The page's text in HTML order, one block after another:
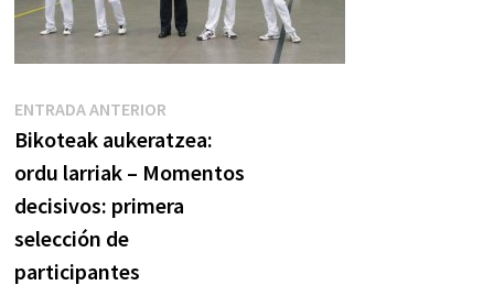
Navegación
de
entradas
ENTRADA ANTERIOR
anterior:
Bikoteak aukeratzea:
ordu larriak – Momentos
decisivos: primera
selección de
participantes